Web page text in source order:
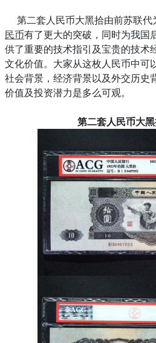
第二套人民币大黑拾由前苏联代
民币有了更大的突破，同时为我国
供了重要的技术指引及宝贵的技术
文化价值。大家从这枚人民币中可
社会背景，经济背景以及外交历史
价值及投资潜力是多么可观。
第二套人民币大